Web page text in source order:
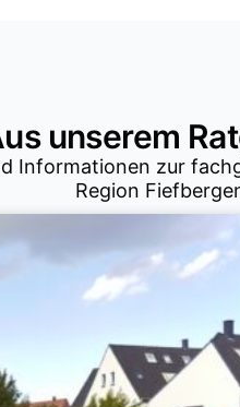
unserem
Informationen zur
Region